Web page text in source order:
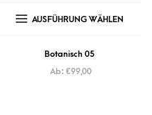
AUSFÜHRUNG WÄHLEN
Botanisch 05
Ab: €99,00